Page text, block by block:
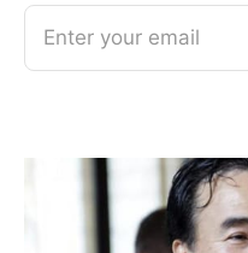
Enter your email